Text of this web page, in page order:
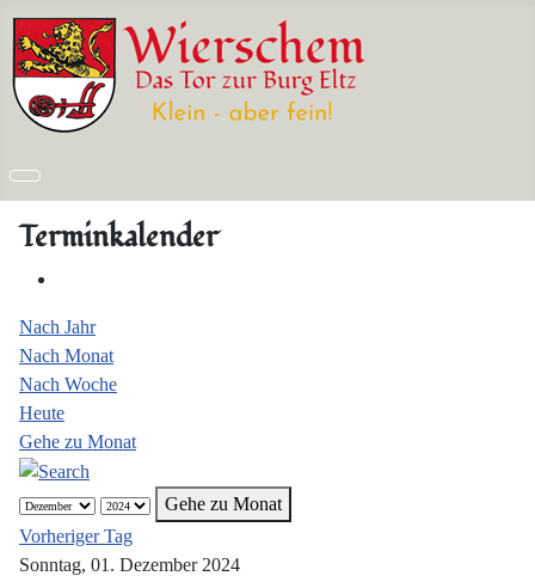
Terminkalender
Nach Jahr
Nach Monat
Nach Woche
Heute
Gehe zu Monat
Gehe zu Monat
Vorheriger Tag
Sonntag, 01. Dezember 2024